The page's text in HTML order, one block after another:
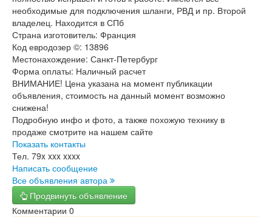
необходимые для подключения шланги, РВД и пр. Второй
владелец. Находится в СПб
Страна изготовитель: Франция
Код евродозер ©: 13896
Местонахождение: Санкт-Петербург
Форма оплаты: Наличный расчет
ВНИМАНИЕ! Цена указана на момент публикации
объявления, стоимость на данный момент возможно
снижена!
Подробную инфо и фото, а также похожую технику в
продаже смотрите на нашем сайте
Показать контакты
Тел. 79x xxx xxxx
Написать сообщение
Все объявления автора
Продвинуть объявление
Комментарии 0